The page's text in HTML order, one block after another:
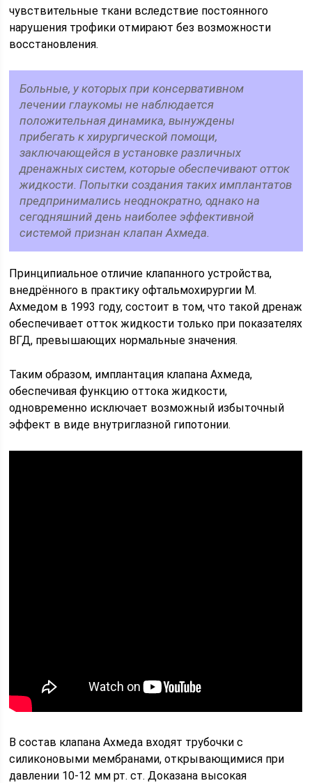
чувствительные ткани вследствие постоянного
нарушения трофики отмирают без возможности
восстановления.
Больные, у которых при консервативном
лечении глаукомы не наблюдается
положительная динамика, вынуждены
прибегать к хирургической помощи,
заключающейся в установке различных
дренажных систем, которые обеспечивают отток
жидкости. Попытки создания таких имплантатов
предпринимались неоднократно, однако на
сегодняшний день наиболее эффективной
системой признан клапан Ахмеда.
Принципиальное отличие клапанного устройства,
внедрённого в практику офтальмохирургии М.
Ахмедом в 1993 году, состоит в том, что такой дренаж
обеспечивает отток жидкости только при показателях
ВГД, превышающих нормальные значения.
Таким образом, имплантация клапана Ахмеда,
обеспечивая функцию оттока жидкости,
одновременно исключает возможный избыточный
эффект в виде внутриглазной гипотонии.
В состав клапана Ахмеда входят трубочки с
силиконовыми мембранами, открывающимися при
давлении 10-12 мм рт. ст. Доказана высокая